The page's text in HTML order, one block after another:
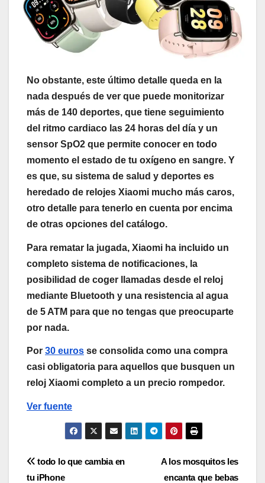
No obstante, este último detalle queda en la
nada después de ver que puede monitorizar
más de 140 deportes, que tiene seguimiento
del ritmo cardiaco las 24 horas del día y un
sensor SpO2 que permite conocer en todo
momento el estado de tu oxígeno en sangre. Y
es que, su sistema de salud y deportes es
heredado de relojes Xiaomi mucho más caros,
otro detalle para tenerlo en cuenta por encima
de otras opciones del catálogo.
Para rematar la jugada, Xiaomi ha incluido un
completo sistema de notificaciones, la
posibilidad de coger llamadas desde el reloj
mediante Bluetooth y una resistencia al agua
de 5 ATM para que no tengas que preocuparte
por nada.
Por 30 euros se consolida como una compra
casi obligatoria para aquellos que busquen un
reloj Xiaomi completo a un precio rompedor.
Ver fuente
Navegación
A los mosquitos les
encanta que bebas
todo lo que cambia en
tu iPhone